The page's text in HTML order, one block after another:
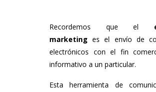
Recordemos que el
marketinges el envío de
electrónicos con el fin
informativo a un particular.
Esta herramienta de